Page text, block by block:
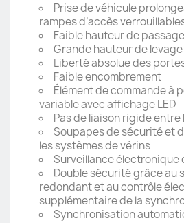
Prise de véhicule
rampes d’accès
Faible hauteur de passage
Grande hauteur de levage
Liberté absolue des
Faible encombrement
Élément de commande à
variable avec affichage LED
Pas de liaison rigide entre
Soupapes de sécurité et
les systèmes de vérins
Surveillance électronique
Double sécurité grâce au
redondant et au contrôle
supplémentaire de la
Synchronisation